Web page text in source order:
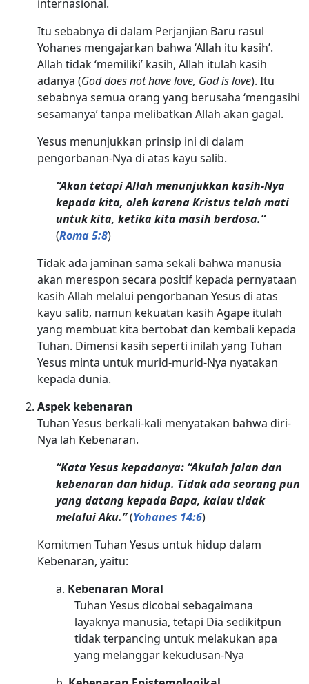
internasional.
Itu sebabnya di dalam Perjanjian Baru rasul
Yohanes mengajarkan bahwa ‘Allah itu kasih’.
Allah tidak ‘memiliki’ kasih, Allah itulah kasih
adanya (God does not have love, God is love). Itu
sebabnya semua orang yang berusaha ‘mengasihi
sesamanya’ tanpa melibatkan Allah akan gagal.
Yesus menunjukkan prinsip ini di dalam
pengorbanan-Nya di atas kayu salib.
“Akan tetapi Allah menunjukkan kasih-Nya
kepada kita, oleh karena Kristus telah mati
untuk kita, ketika kita masih berdosa.”
(Roma 5:8)
Tidak ada jaminan sama sekali bahwa manusia
akan merespon secara positif kepada pernyataan
kasih Allah melalui pengorbanan Yesus di atas
kayu salib, namun kekuatan kasih Agape itulah
yang membuat kita bertobat dan kembali kepada
Tuhan. Dimensi kasih seperti inilah yang Tuhan
Yesus minta untuk murid-murid-Nya nyatakan
kepada dunia.
Aspek kebenaran
Tuhan Yesus berkali-kali menyatakan bahwa diri-
Nya lah Kebenaran.
“Kata Yesus kepadanya: “Akulah jalan dan
kebenaran dan hidup. Tidak ada seorang pun
yang datang kepada Bapa, kalau tidak
melalui Aku.”(Yohanes 14:6)
Komitmen Tuhan Yesus untuk hidup dalam
Kebenaran, yaitu:
a. Kebenaran Moral
Tuhan Yesus dicobai sebagaimana
layaknya manusia, tetapi Dia sedikitpun
tidak terpancing untuk melakukan apa
yang melanggar kekudusan-Nya